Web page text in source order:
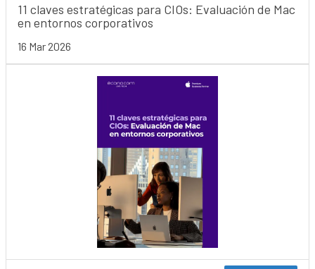
11 claves estratégicas para CIOs: Evaluación de Mac
en entornos corporativos
16 Mar 2026